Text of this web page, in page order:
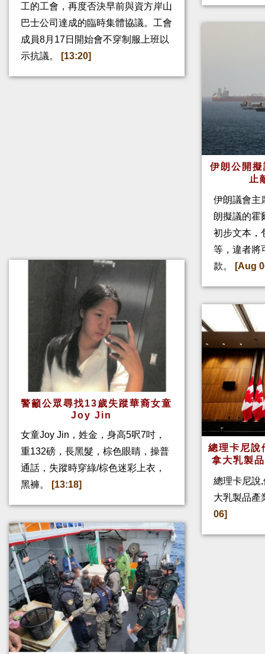
工的工會，再度否決早前與資方岸山
巴士公司達成的臨時集體協議。工會
成員8月17日開始會不穿制服上班以
示抗議。
[13:20]
警籲公眾尋找13歲失蹤華裔女童
Joy Jin
女童Joy Jin，姓金，身高5呎7吋，
重132磅，長黑髮，棕色眼睛，操普
通話，失蹤時穿綠/棕色迷彩上衣，
黑褲。
[13:18]
伊朗公開
止
伊朗議會主
朗擬議的霍
初步文本，
等，違者將
款。
[Aug
總理卡尼
拿大乳製
總理卡尼說
大乳製品產
06]